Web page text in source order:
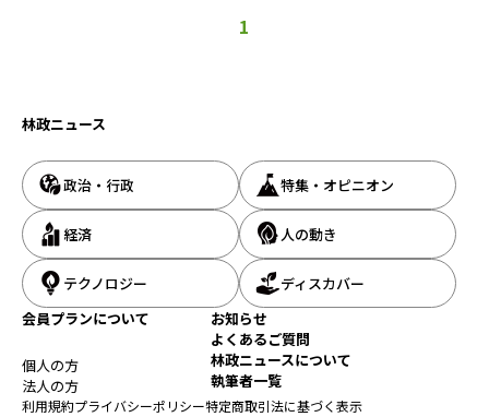
1
林政ニュース
政治・行政 特集・オピニオン
経済 人の動き
テクノロジー
ディスカバー
会員プランについて
個人の方
法人の方
お知らせ
よくあるご質問
林政ニュースについて
執筆者一覧
利用規約プライバシーポリシー特定商取引法に基づく表示